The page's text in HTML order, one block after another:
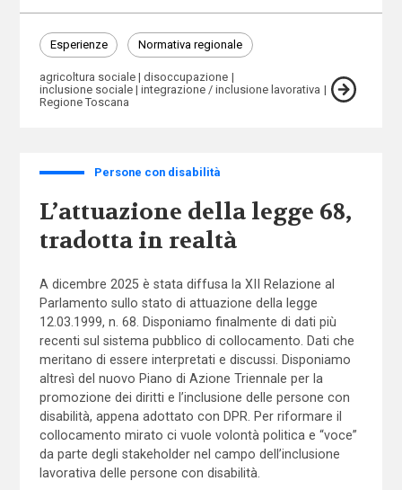
Esperienze Normativa regionale
agricoltura sociale
disoccupazione
inclusione sociale
integrazione / inclusione lavorativa
Regione Toscana
Persone con disabilità
L’attuazione della legge 68,
tradotta in realtà
A dicembre 2025 è stata diffusa la XII Relazione al
Parlamento sullo stato di attuazione della legge
12.03.1999, n. 68. Disponiamo finalmente di dati più
recenti sul sistema pubblico di collocamento. Dati che
meritano di essere interpretati e discussi. Disponiamo
altresì del nuovo Piano di Azione Triennale per la
promozione dei diritti e l’inclusione delle persone con
disabilità, appena adottato con DPR. Per riformare il
collocamento mirato ci vuole volontà politica e “voce”
da parte degli stakeholder nel campo dell’inclusione
lavorativa delle persone con disabilità.